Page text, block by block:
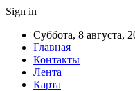
Sign in
Суббота, 8 августа,
Главная
Контакты
Лента
Карта